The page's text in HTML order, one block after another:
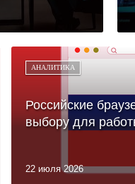
АНАЛИТИКА
Российские
выбору для
22 июля 2026